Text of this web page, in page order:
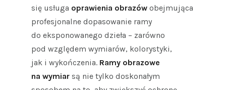
się usługa oprawienia obrazówobejmująca
profesjonalne dopasowanie ramy
do eksponowanego dzieła – zarówno
pod względem wymiarów, kolorystyki,
jak i wykończenia. Ramy obrazowe
na wymiarsą nie tylko doskonałym